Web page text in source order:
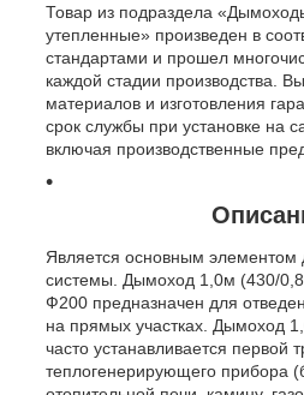
Товар из подраздела
утепленные» произведен в
стандартами и прошел
каждой стадии производства.
материалов и изготовления
срок службы при установке на
включая производственные
Является основным элементом
системы. Дымоход 1,0м (430/
Ф200 предназначен для
на прямых участках. Дымоход
часто устанавливается первой
теплогенерирующего прибора